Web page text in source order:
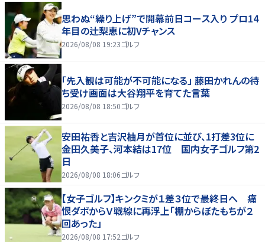
思わぬ“繰り上げ”で開幕前日コース入り プロ14
年目の辻梨恵に初Vチャンス
2026/08/08 19:23ゴルフ
「先入観は可能が不可能になる」 藤田かれんの待
ち受け画面は大谷翔平を育てた言葉
2026/08/08 18:50ゴルフ
安田祐香と吉沢柚月が首位に並び、1打差3位に
金田久美子、河本結は17位 国内女子ゴルフ第2
日
2026/08/08 18:06ゴルフ
【女子ゴルフ】キンクミが１差３位で最終日へ 痛
恨ダボからＶ戦線に再浮上「棚からぼたもちが２
回あった」
2026/08/08 17:52ゴルフ